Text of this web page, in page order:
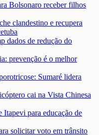
Bolsonaro receber filhos
clandestino e recupera
dados de redução do
prevenção é o melhor
Sumaré lidera
cai na Vista Chinesa
Itapevi para educação de
solicitar voto em trânsito